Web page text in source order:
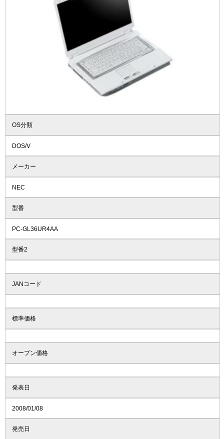
OS分類
DOS/V
メーカー
NEC
型番
PC-GL36UR4AA
型番2
JANコード
標準価格
オープン価格
発表日
2008/01/08
発売日